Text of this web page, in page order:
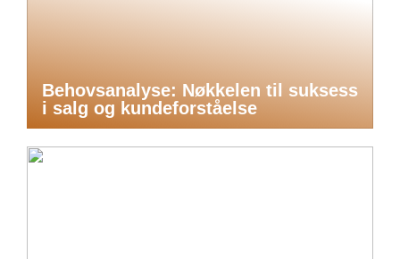
Behovsanalyse: Nøkkelen til suksess
i salg og kundeforståelse